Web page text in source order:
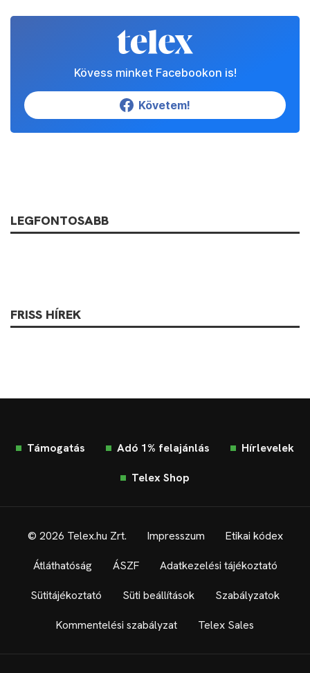
Kövess minket Facebookon is!
Követem!
LEGFONTOSABB
FRISS HÍREK
Támogatás Adó 1% felajánlás Hírlevelek
Telex Shop
© 2026 Telex.hu Zrt. Impresszum Etikai kódex
Átláthatóság ÁSZF Adatkezelési tájékoztató
Sütitájékoztató Süti beállítások Szabályzatok
Kommentelési szabályzat Telex Sales